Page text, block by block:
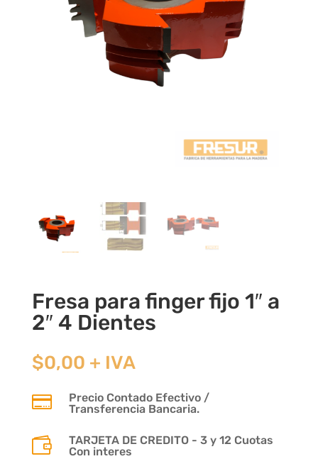
Fresa para finger fijo 1″ a
2″ 4 Dientes
$0,00 + IVA

Precio Contado Efectivo /
Transferencia Bancaria.

TARJETA DE CREDITO - 3 y 12 Cuotas
Con interes